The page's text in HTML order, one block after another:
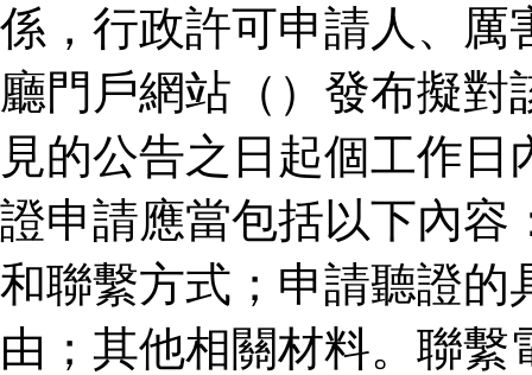
係，行政許可申請人、厲
廳門戶網站（）發布擬
見的公告之日起個工作
證申請應當包括以下內容
和聯繫方式；申請聽證的
由；其他相關材料。聯